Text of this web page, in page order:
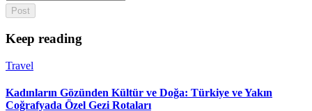
Post
Keep reading
Travel
Kadınların Gözünden Kültür ve Doğa: Türkiye ve Yakın
Coğrafyada Özel Gezi Rotaları